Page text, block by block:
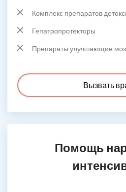
Комплекс препаратов
Гепатропротекторы
Препараты улучшающие
Вызвать
Помощь